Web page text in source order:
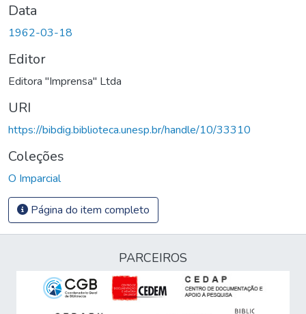
Data
1962-03-18
Editor
Editora "Imprensa" Ltda
URI
https://bibdig.biblioteca.unesp.br/handle/10/33310
Coleções
O Imparcial
Página do item completo
PARCEIROS